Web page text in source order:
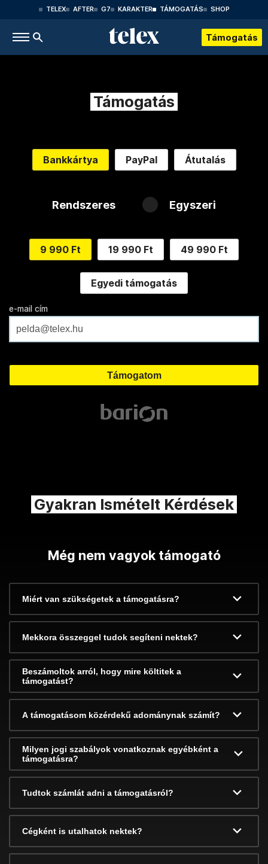
TELEX AFTER G7 KARAKTER TÁMOGATÁS SHOP
Támogatás
Támogatás
Bankkártya PayPal Átutalás
Rendszeres Egyszeri
9 990 Ft 19 990 Ft 49 990 Ft
Egyedi támogatás
e-mail cím
Gyakran Ismételt Kérdések
Még nem vagyok támogató
Miért van szükségetek a támogatásra?
Mekkora összeggel tudok segíteni nektek?
Beszámoltok arról, hogy mire költitek a
támogatást?
A támogatásom közérdekű adománynak számít?
Milyen jogi szabályok vonatkoznak egyébként a
támogatásra?
Tudtok számlát adni a támogatásról?
Cégként is utalhatok nektek?